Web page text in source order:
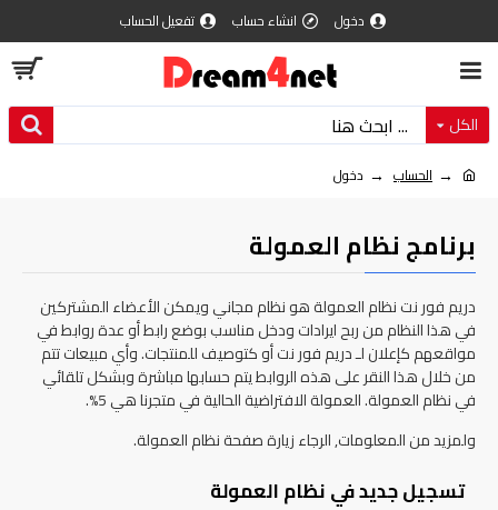
دخول انشاء حساب تفعيل الحساب
الكل
الحساب دخول
برنامج نظام العمولة
دريم فور نت نظام العمولة هو نظام مجاني ويمكن الأعضاء المشتركين
في هذا النظام من ربح ايرادات ودخل مناسب بوضع رابط أو عدة روابط في
مواقعهم كإعلان لـ دريم فور نت أو كتوصيف للمنتجات. وأي مبيعات تتم
من خلال هذا النقر على هذه الروابط يتم حسابها مباشرة وبشكل تلقائي
في نظام العمولة. العمولة الافتراضية الحالية في متجرنا هي 5%.
ولمزيد من المعلومات, الرجاء زيارة صفحة نظام العمولة.
تسجيل جديد في نظام العمولة